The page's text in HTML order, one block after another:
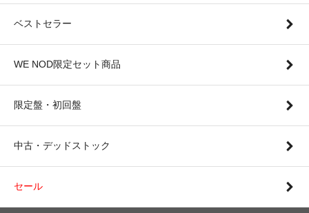
ベストセラー
WE NOD限定セット商品
限定盤・初回盤
中古・デッドストック
セール